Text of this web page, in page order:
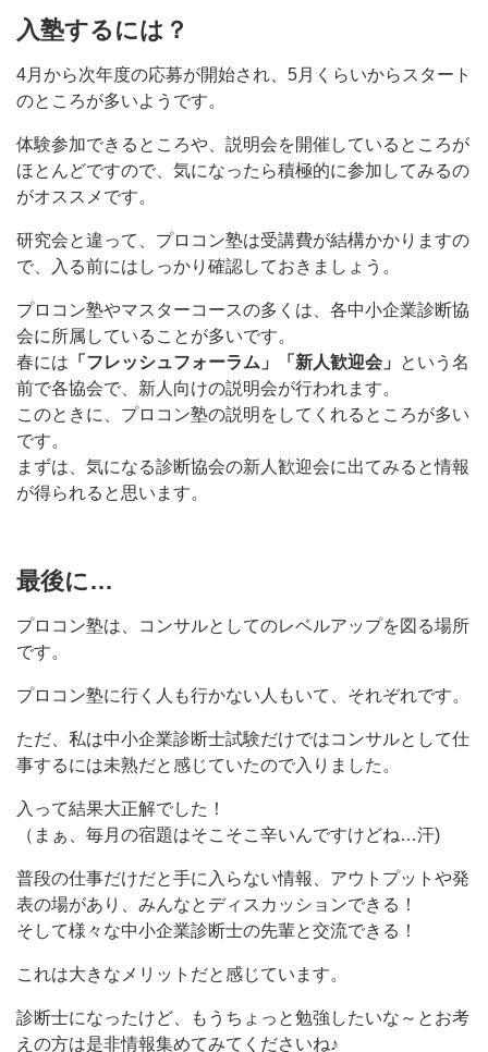
入塾するには？
4月から次年度の応募が開始され、5月くらいからスタート
のところが多いようです。
体験参加できるところや、説明会を開催しているところが
ほとんどですので、気になったら積極的に参加してみるの
がオススメです。
研究会と違って、プロコン塾は受講費が結構かかりますの
で、入る前にはしっかり確認しておきましょう。
プロコン塾やマスターコースの多くは、各中小企業診断協
会に所属していることが多いです。
春には 「フレッシュフォーラム」「新人歓迎会」
という名
前で各協会で、新人向けの説明会が行われます。
このときに、プロコン塾の説明をしてくれるところが多い
です。
まずは、気になる診断協会の新人歓迎会に出てみると情報
が得られると思います。
最後に…
プロコン塾は、コンサルとしてのレベルアップを図る場所
です。
プロコン塾に行く人も行かない人もいて、それぞれです。
ただ、私は中小企業診断士試験だけではコンサルとして仕
事するには未熟だと感じていたので入りました。
入って結果大正解でした！
（まぁ、毎月の宿題はそこそこ辛いんですけどね…汗)
普段の仕事だけだと手に入らない情報、アウトプットや発
表の場があり、みんなとディスカッションできる！
そして様々な中小企業診断士の先輩と交流できる！
これは大きなメリットだと感じています。
診断士になったけど、もうちょっと勉強したいな～とお考
えの方は是非情報集めてみてくださいね♪